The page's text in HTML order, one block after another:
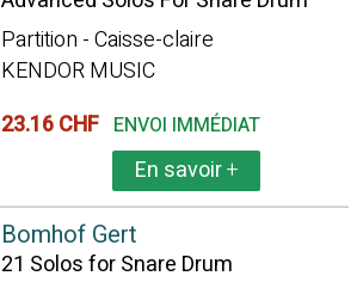
Partition - Caisse-claire
KENDOR MUSIC
23.16 CHF ENVOI IMMÉDIAT
En savoir+
Bomhof Gert
21 Solos for Snare Drum